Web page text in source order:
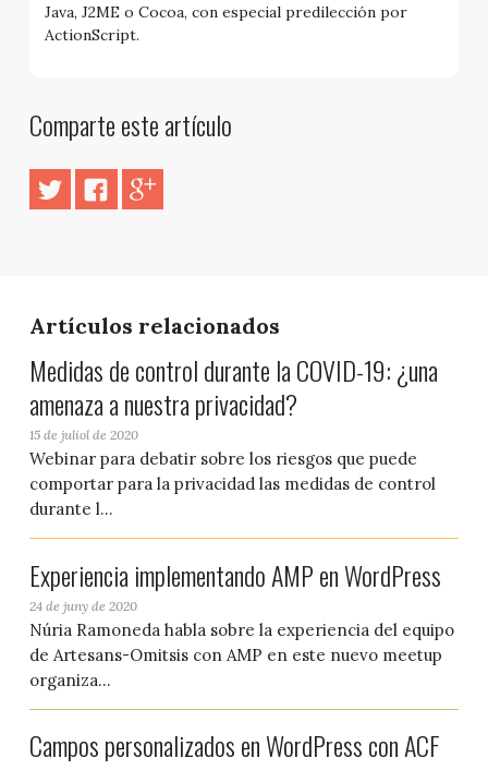
Java, J2ME o Cocoa, con especial predilección por
ActionScript.
Comparte este artículo
Artículos relacionados
Medidas de control durante la COVID-19: ¿una
amenaza a nuestra privacidad?
15 de juliol de 2020
Webinar para debatir sobre los riesgos que puede
comportar para la privacidad las medidas de control
durante l...
Experiencia implementando AMP en WordPress
24 de juny de 2020
Núria Ramoneda habla sobre la experiencia del equipo
de Artesans-Omitsis con AMP en este nuevo meetup
organiza...
Campos personalizados en WordPress con ACF